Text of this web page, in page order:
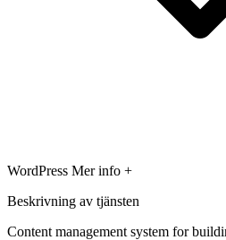
WordPress Mer info +
Beskrivning av tjänsten
Content management system for